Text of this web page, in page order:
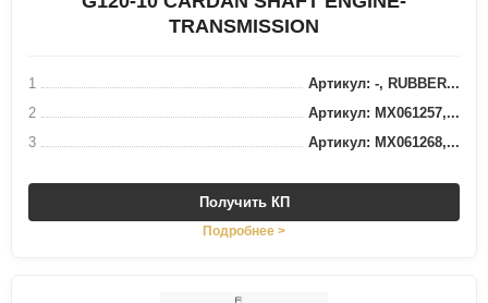
TRANSMISSION
1
Артикул: -, RUBBER...
2
Артикул: MX061257,...
3
Артикул: MX061268,...
Получить КП
Подробнее >